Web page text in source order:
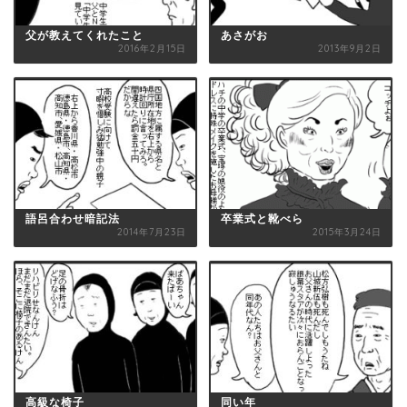
父が教えてくれたこと
2016年2月15日
あさがお
2013年9月2日
語呂合わせ暗記法
2014年7月23日
卒業式と靴べら
2015年3月24日
高級な椅子 同い年